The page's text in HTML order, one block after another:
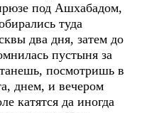
под Ашхабадом,
туда
два дня, затем до
пустыня за
посмотришь в
днем, и вечером
катятся да иногда